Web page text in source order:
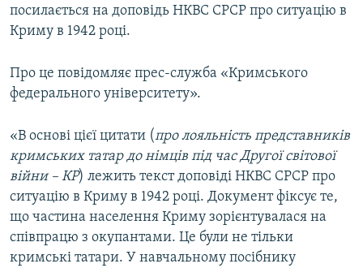
посилається на доповідь НКВС СРСР про ситуацію в
Криму в 1942 році.
Про це повідомляє прес-служба «Кримського
федерального університету».
«В основі цієї цитати (про лояльність представників
кримських татар до німців під час Другої світової
війни – КР) лежить текст доповіді НКВС СРСР про
ситуацію в Криму в 1942 році. Документ фіксує те,
що частина населення Криму зорієнтувалася на
співпрацю з окупантами. Це були не тільки
кримські татари. У навчальному посібнику